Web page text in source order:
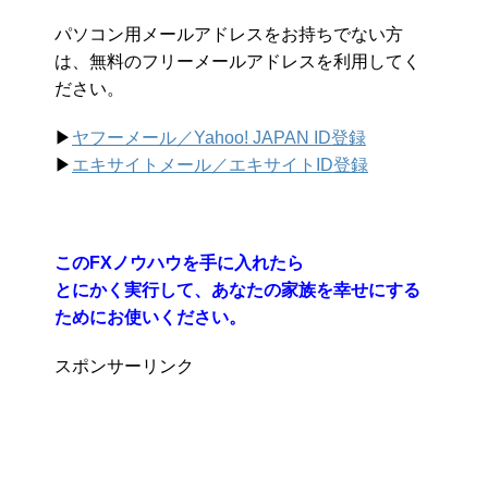
パソコン用メールアドレスをお持ちでない方
は、無料のフリーメールアドレスを利用してく
ださい。
▶︎ ヤフーメール／Yahoo! JAPAN ID登録
▶︎ エキサイトメール／エキサイトID登録
このFXノウハウを手に入れたら
とにかく実行して、あなたの家族を幸せにする
ためにお使いください。
スポンサーリンク